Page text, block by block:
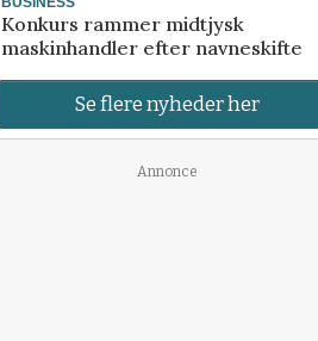
Konkurs rammer midtjysk
maskinhandler efter navneskifte
Se flere nyheder her
Annonce